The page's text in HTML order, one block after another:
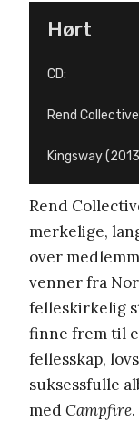
Hørt
CD:
Rend
Kingsway
Rend
merkelige,
over
venner fra
felleskirkelig
finne frem til
fellesskap,
suksessfulle
medCampfire.